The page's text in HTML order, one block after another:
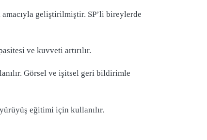
geliştirilmiştir. SP’li bireylerde
ve kuvveti artırılır.
Görsel ve işitsel geri bildirimle
eğitimi için kullanılır.